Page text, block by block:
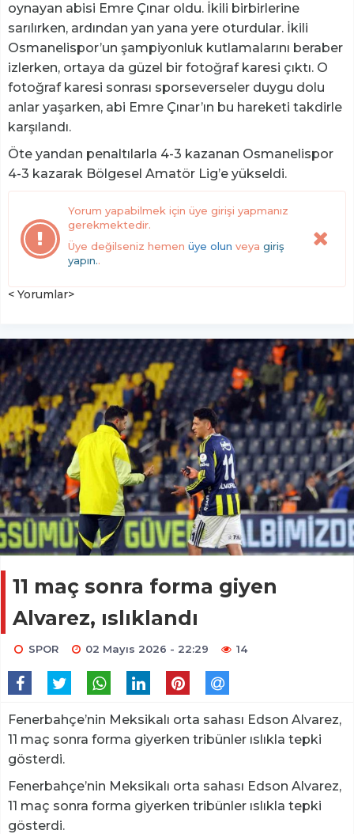
oynayan abisi Emre Çınar oldu. İkili birbirlerine
sarılırken, ardından yan yana yere oturdular. İkili
Osmanelispor’un şampiyonluk kutlamalarını beraber
izlerken, ortaya da güzel bir fotoğraf karesi çıktı. O
fotoğraf karesi sonrası sporseverseler duygu dolu
anlar yaşarken, abi Emre Çınar’ın bu hareketi takdirle
karşılandı.
Öte yandan penaltılarla 4-3 kazanan Osmanelispor
4-3 kazarak Bölgesel Amatör Lig’e yükseldi.
Yorum yapabilmek için üye girişi yapmanız
gerekmektedir.
Üye değilseniz hemen üye olun veya giriş
yapın..
< Yorumlar>
11 maç sonra forma giyen
Alvarez, ıslıklandı
SPOR 02 Mayıs 2026 - 22:29 14
Fenerbahçe’nin Meksikalı orta sahası Edson Alvarez,
11 maç sonra forma giyerken tribünler ıslıkla tepki
gösterdi.
Fenerbahçe’nin Meksikalı orta sahası Edson Alvarez,
11 maç sonra forma giyerken tribünler ıslıkla tepki
gösterdi.